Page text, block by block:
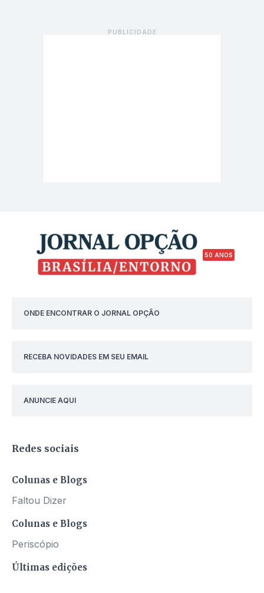
50 ANOS
ONDE ENCONTRAR O JORNAL OPÇÃO
RECEBA NOVIDADES EM SEU EMAIL
ANUNCIE AQUI
Redes sociais
Colunas e Blogs
Faltou Dizer
Colunas e Blogs
Periscópio
Últimas edições